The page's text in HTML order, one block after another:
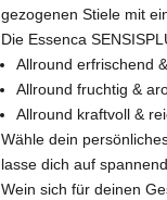
gezogenen Stiele mit
Die Essenca
Allround erfrischend
Allround fruchtig &
Allround kraftvoll &
Wähle dein
lasse dich auf
Wein sich für deinen